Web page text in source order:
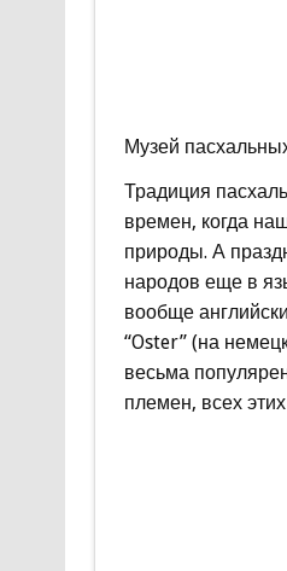
Музей
Традиция
времен, когда
природы. А
народов еще в
вообще
“Oster” (на
весьма
племен, всех